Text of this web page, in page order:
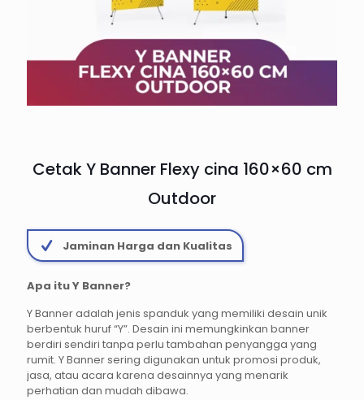
Cetak Y Banner Flexy cina 160×60 cm
Outdoor
Jaminan Harga dan Kualitas
Apa itu Y Banner?
Y Banner adalah jenis spanduk yang memiliki desain unik
berbentuk huruf “Y”. Desain ini memungkinkan banner
berdiri sendiri tanpa perlu tambahan penyangga yang
rumit. Y Banner sering digunakan untuk promosi produk,
jasa, atau acara karena desainnya yang menarik
perhatian dan mudah dibawa.